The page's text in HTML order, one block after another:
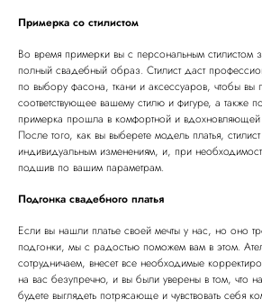
Примерка со стилистом
Во время примерки вы с персональным стилистом
полный свадебный образ. Стилист даст
по выбору фасона, ткани и аксессуаров, чтобы вы
соответствующее вашему стилю и фигуре, а также
примерка прошла в комфортной и вдохновляющей
После того, как вы выберете модель платья,
индивидуальным изменениям, и, при
подшив по вашим параметрам.
Подгонка свадебного платья
Если вы нашли платье своей мечты у нас, но оно
подгонки, мы с радостью поможем вам в этом.
сотрудничаем, внесет все необходимые
на вас безупречно, и вы были уверены в том, что
будете выглядеть потрясающе и чувствовать себя